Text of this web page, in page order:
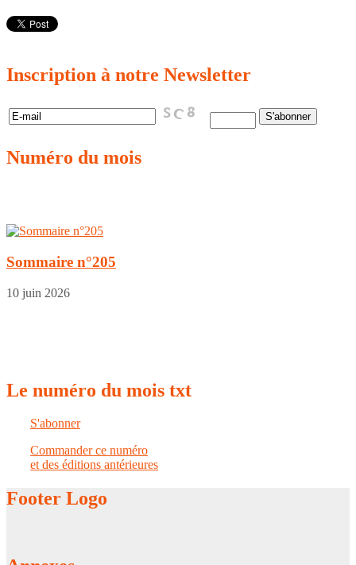
Inscription à notre Newsletter
Numéro du mois
Sommaire n°205
10 juin 2026
Le numéro du mois txt
S'abonner
Commander ce numéro
et des éditions antérieures
Footer Logo